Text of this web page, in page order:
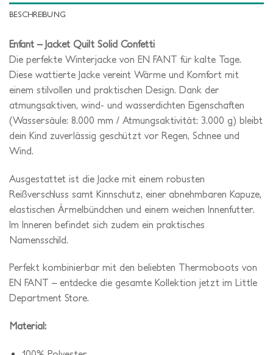
BESCHREIBUNG
Enfant – Jacket Quilt Solid Confetti
Die perfekte Winterjacke von EN FANT für kalte Tage.
Diese wattierte Jacke vereint Wärme und Komfort mit
einem stilvollen und praktischen Design. Dank der
atmungsaktiven, wind- und wasserdichten Eigenschaften
(Wassersäule: 8.000 mm / Atmungsaktivität: 3.000 g) bleibt
dein Kind zuverlässig geschützt vor Regen, Schnee und
Wind.
Ausgestattet ist die Jacke mit einem robusten
Reißverschluss samt Kinnschutz, einer abnehmbaren Kapuze,
elastischen Ärmelbündchen und einem weichen Innenfutter.
Im Inneren befindet sich zudem ein praktisches
Namensschild.
Perfekt kombinierbar mit den beliebten Thermoboots von
EN FANT – entdecke die gesamte Kollektion jetzt im Little
Department Store.
Material: